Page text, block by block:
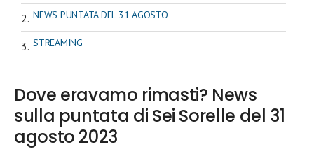
NEWS PUNTATA DEL 31 AGOSTO
STREAMING
Dove eravamo rimasti? News
sulla puntata di Sei Sorelle del 31
agosto 2023